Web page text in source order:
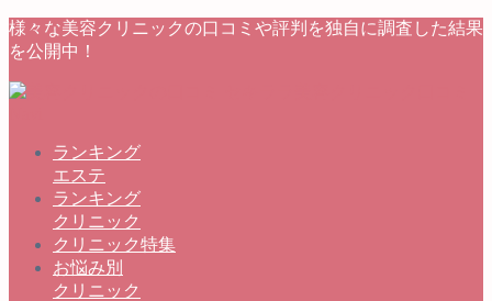
様々な美容クリニックの口コミや評判を独自に調査した結果
を公開中！
ランキング
エステ
ランキング
クリニック
クリニック特集
お悩み別
クリニック